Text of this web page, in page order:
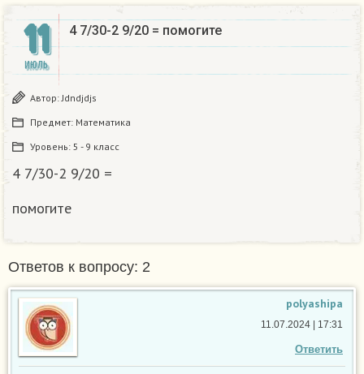
11
ИЮЛЬ
4 7/30-2 9/20 = помогите
Автор:Jdndjdjs
Предмет: Математика
Уровень: 5 - 9 класс
4 7/30-2 9/20 =
помогите
Ответов к вопросу: 2
polyashipa
Ответить
11.07.2024 | 17:31